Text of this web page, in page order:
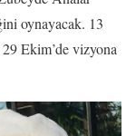
oynayacak. 13
Ekim’de vizyona